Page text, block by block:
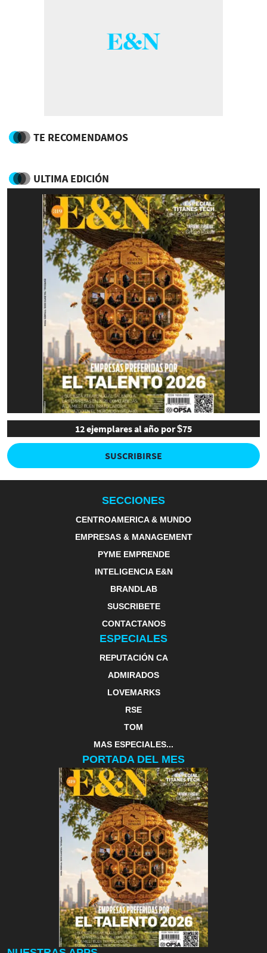
TE RECOMENDAMOS
ULTIMA EDICIÓN
12 ejemplares al año por $75
SUSCRIBIRSE
SECCIONES
CENTROAMERICA & MUNDO
EMPRESAS & MANAGEMENT
PYME EMPRENDE
INTELIGENCIA E&N
BRANDLAB
SUSCRIBETE
CONTACTANOS
ESPECIALES
REPUTACIÓN CA
ADMIRADOS
LOVEMARKS
RSE
TOM
MAS ESPECIALES...
PORTADA DEL MES